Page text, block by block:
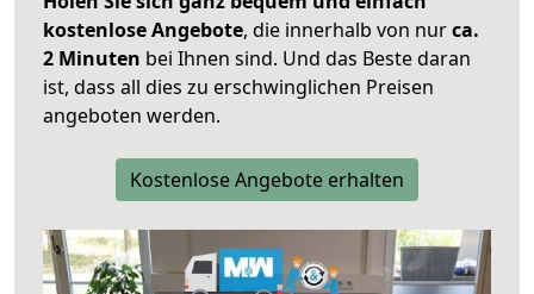
kostenlose Angebote, die innerhalb von nurca.
2 Minuten bei Ihnen sind. Und das Beste daran
ist, dass all dies zu erschwinglichen Preisen
angeboten werden.
Kostenlose Angebote erhalten